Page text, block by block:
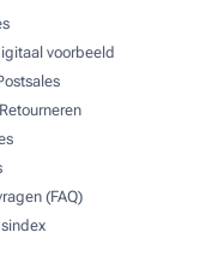
voorbeeld
(FAQ)